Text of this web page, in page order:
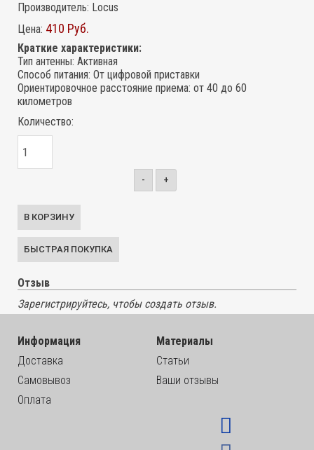
Производитель: Locus
Цена: 410 Руб.
Краткие характеристики:
Тип антенны: Активная
Способ питания: От цифровой приставки
Ориентировочное расстояние приема: от 40 до 60
километров
Количество:
- +
Отзыв
Зарегистрируйтесь, чтобы создать отзыв.
Информация
Доставка
Самовывоз
Оплата
Материалы
Статьи
Ваши отзывы